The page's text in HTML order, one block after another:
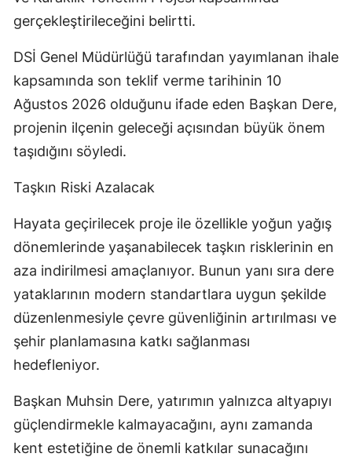
gerçekleştirileceğini belirtti.
DSİ Genel Müdürlüğü tarafından yayımlanan ihale
kapsamında son teklif verme tarihinin 10
Ağustos 2026 olduğunu ifade eden Başkan Dere,
projenin ilçenin geleceği açısından büyük önem
taşıdığını söyledi.
Taşkın Riski Azalacak
Hayata geçirilecek proje ile özellikle yoğun yağış
dönemlerinde yaşanabilecek taşkın risklerinin en
aza indirilmesi amaçlanıyor. Bunun yanı sıra dere
yataklarının modern standartlara uygun şekilde
düzenlenmesiyle çevre güvenliğinin artırılması ve
şehir planlamasına katkı sağlanması
hedefleniyor.
Başkan Muhsin Dere, yatırımın yalnızca altyapıyı
güçlendirmekle kalmayacağını, aynı zamanda
kent estetiğine de önemli katkılar sunacağını